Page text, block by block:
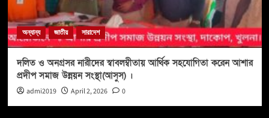
অন্যান্য জাতীয় সারাদেশ
দলিত ও অনগ্রসর নারীদের স্বাবলম্বীতায় আর্থিক সহযোগিতা করেন আশার
প্রদীপ সমাজ উন্নয়ন সংস্থা(আসুস) ।
admi2019 April 2, 2026 0